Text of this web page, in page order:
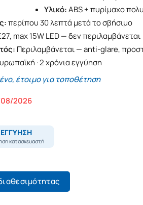
Υλικό:ABS + πυρίμαχο
περίπου 30 λεπτά μετά το σβήσιμο
max 15W LED — δεν περιλαμβάνεται
Περιλαμβάνεται — anti-glare,
· 2 χρόνια εγγύηση
έτοιμο για τοποθέτηση
08/2026